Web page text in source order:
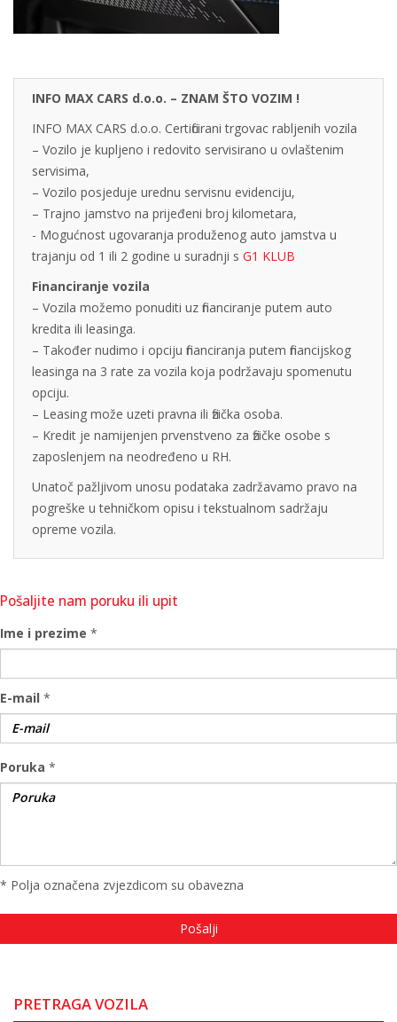
INFO MAX CARS d.o.o. – ZNAM ŠTO VOZIM !
INFO MAX CARS d.o.o. Certificirani trgovac rabljenih vozila
– Vozilo je kupljeno i redovito servisirano u ovlaštenim
servisima,
– Vozilo posjeduje urednu servisnu evidenciju,
– Trajno jamstvo na prijeđeni broj kilometara,
- Mogućnost ugovaranja produženog auto jamstva u
trajanju od 1 ili 2 godine u suradnji s G1 KLUB
Financiranje vozila
– Vozila možemo ponuditi uz financiranje putem auto
kredita ili leasinga.
– Također nudimo i opciju financiranja putem financijskog
leasinga na 3 rate za vozila koja podržavaju spomenutu
opciju.
– Leasing može uzeti pravna ili fizička osoba.
– Kredit je namijenjen prvenstveno za fizičke osobe s
zaposlenjem na neodređeno u RH.
Unatoč pažljivom unosu podataka zadržavamo pravo na
pogreške u tehničkom opisu i tekstualnom sadržaju
opreme vozila.
Pošaljite nam poruku ili upit
Ime i prezime *
E-mail *
Poruka *
* Polja označena zvjezdicom su obavezna
PRETRAGA VOZILA